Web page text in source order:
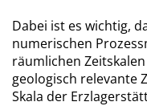
Dabei ist es wichtig,
numerischen
räumlichen
geologisch relevante
Skala der